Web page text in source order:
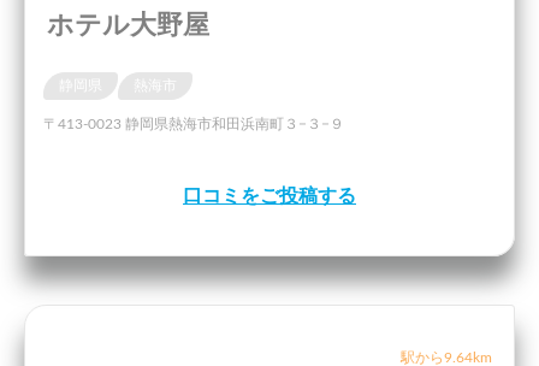
ホテル大野屋
〒413-0023 静岡県熱海市和田浜南町３−３−９
口コミをご投稿する
駅から9.64km